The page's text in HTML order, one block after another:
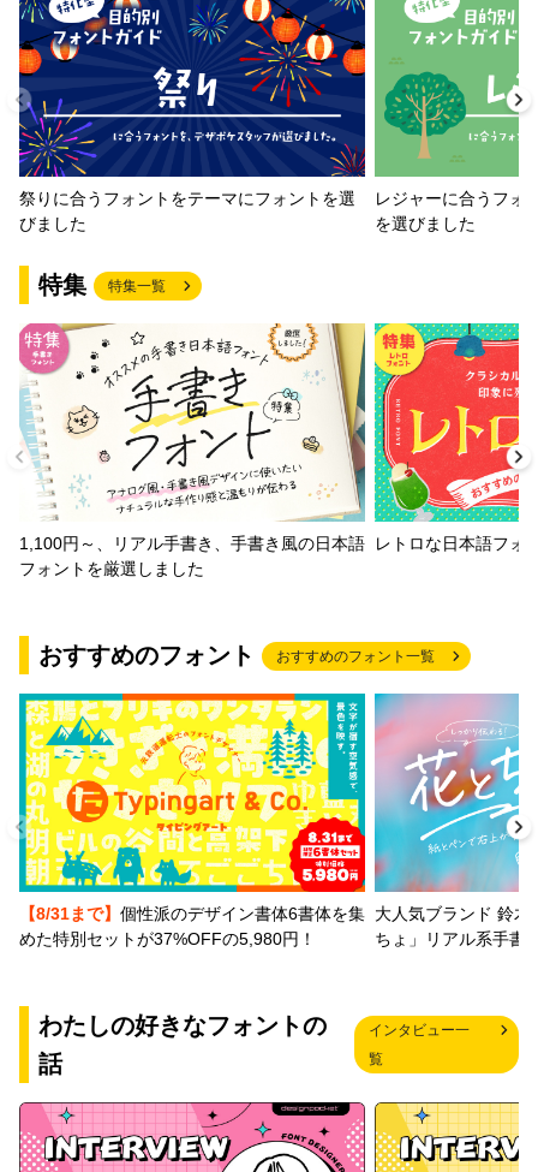
祭りに合うフォントをテーマにフォントを選
びました
レジャーに合うフォ
を選びました
特集 特集一覧
1,100円～、リアル手書き、手書き風の日本語
フォントを厳選しました
レトロな日本語フォ
おすすめのフォント おすすめのフォント一覧
【8/31まで】 個性派のデザイン書体6書体を集
めた特別セットが37%OFFの5,980円！
大人気ブランド 鈴木
ちょ」リアル系手書
わたしの好きなフォントの
話
インタビュー一
覧